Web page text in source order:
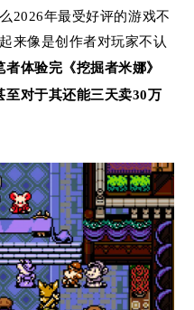
2026年最受好评的游戏不
来像是创作者对玩家不认
者体验完《挖掘者米娜》
至对于其还能三天卖30万